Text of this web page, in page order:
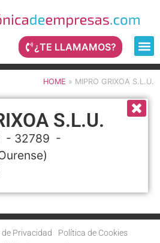
¿TE LLAMAMOS?
HOME » MIPRO GRIXOA S.L.U.
S.L.U.
- 32789 -
Privacidad
Política de Cookies